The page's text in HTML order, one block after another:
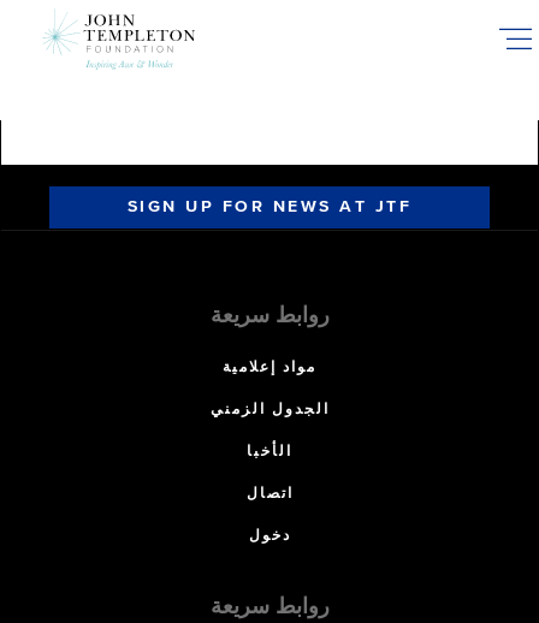
SIGN UP FOR NEWS AT JTF
روابط سريعة
مواد إعلامية
الجدول الزمني
الأخبا
اتصال
دخول
روابط سريعة